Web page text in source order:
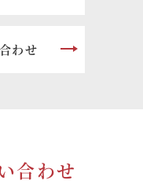
わせ
合わせ